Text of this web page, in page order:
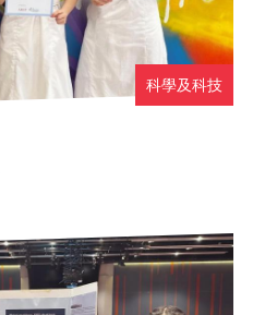
科學及科技